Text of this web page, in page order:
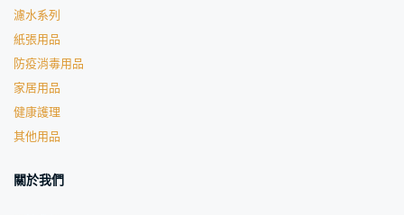
濾水系列
紙張用品
防疫消毒用品
家居用品
健康護理
其他用品
關於我們